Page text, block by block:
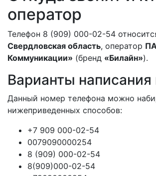
оператор
Телефон 8 (909) 000-02-54
Свердловская область, оператор
Коммуникации» (бренд «Билайн»).
Варианты
Данный номер телефона можно
нижеприведенных способов:
+7 909 000-02-54
0079090000254
8 (909) 000-02-54
8(909)000-02-54